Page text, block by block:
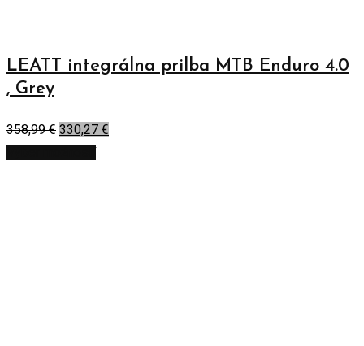
LEATT integrálna prilba MTB Enduro 4.0
, Grey
358,99€ 330,27 €